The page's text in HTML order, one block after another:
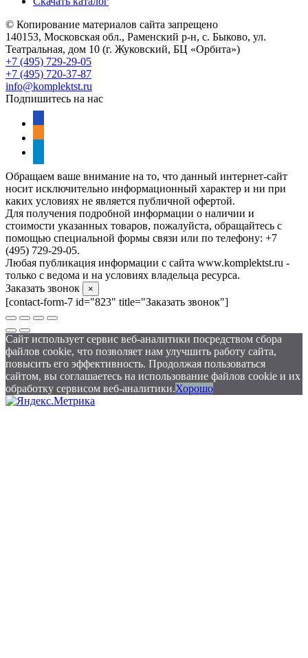
© Копирование материалов сайта запрещено
140153, Московская обл., Раменский р-н, с. Быково, ул.
Театральная, дом 10 (г. Жуковский, БЦ «Орбита»)
+7 (495) 729-29-05
+7 (495) 720-37-87
info@komplektst.ru
Подпишитесь на нас
Обращаем ваше внимание на то, что данный интернет-сайт
носит исключительно информационный характер и ни при
каких условиях не является публичной офертой.
Для получения подробной информации о наличии и
стоимости указанных товаров, пожалуйста, обращайтесь с
помощью специальной формы связи или по телефону: +7
(495) 729-29-05.
Любая публикация информации с сайта www.komplektst.ru -
только с ведома и на условиях владельца ресурса.
Заказать звонок
×
[contact-form-7 id="823" title="Заказать звонок"]
Сайт использует сервис веб-аналитики посредством сбора
файлов cookie, что позволяет нам улучшить работу сайта,
повысить его эффективность. Продолжая пользоваться
сайтом, вы соглашаетесь на использование файлов cookie и их
обработку сервисом веб-аналитики.Хорошо